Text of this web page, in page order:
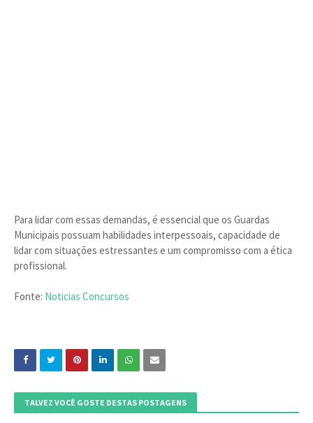
Para lidar com essas demandas, é essencial que os Guardas
Municipais possuam habilidades interpessoais, capacidade de
lidar com situações estressantes e um compromisso com a ética
profissional.
Fonte: Noticias Concursos
TALVEZ VOCÊ GOSTE DESTAS POSTAGENS